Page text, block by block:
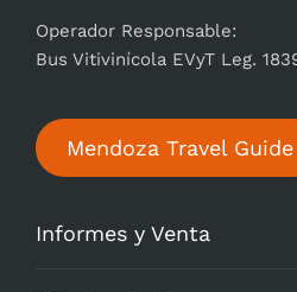
Operador Responsable:
Bus Vitivinícola EVyT Leg.
Mendoza Travel Guide
Informes y Venta